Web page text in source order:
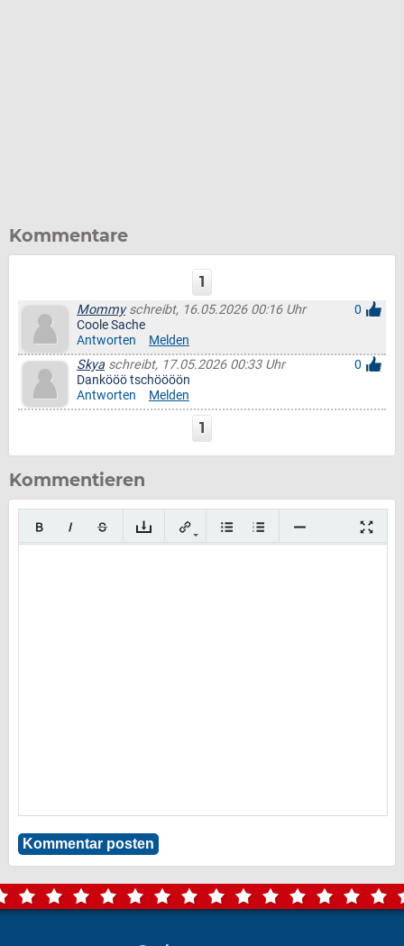
Kommentare
1
Mommyschreibt, 16.05.2026 00:16 Uhr
0
Coole Sache
Antworten
Melden
Skyaschreibt, 17.05.2026 00:33 Uhr
0
Dankööö tschöööön
Antworten
Melden
1
Kommentieren